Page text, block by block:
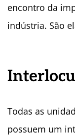
encontro da
indústria. São
Todas as
possuem um